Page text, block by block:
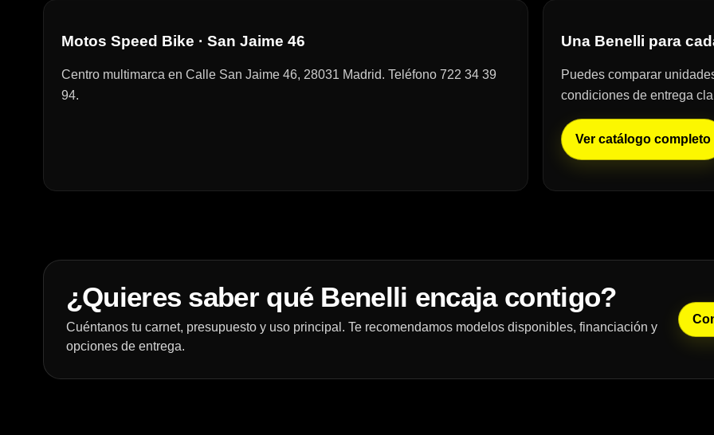
Motos Speed Bike · San Jaime 46
Centro multimarca en Calle San Jaime 46, 28031 Madrid. Teléfono 722 34 39
94.
Una Benelli para
Puedes comparar
condiciones de entrega
Ver catálogo completo
¿Quieres saber qué Benelli encaja contigo?
Cuéntanos tu carnet, presupuesto y uso principal. Te recomendamos modelos disponibles, financiación y
opciones de entrega.